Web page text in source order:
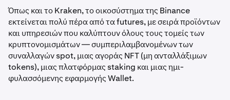
Όπως και το Kraken, το οικοσύστημα της Binance
εκτείνεται πολύ πέρα από τα futures, με σειρά προϊόντων
και υπηρεσιών που καλύπτουν όλους τους τομείς των
κρυπτονομισμάτων — συμπεριλαμβανομένων των
συναλλαγών spot, μιας αγοράς NFT (μη ανταλλάξιμων
tokens), μιας πλατφόρμας staking και μιας ημι-
φυλασσόμενης εφαρμογής Wallet.